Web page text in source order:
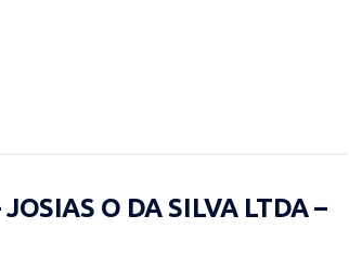
O DA SILVA LTDA –